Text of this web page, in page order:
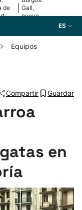
de
Gall,
nuevo
ES
Equipos
Compartir Guardar
en